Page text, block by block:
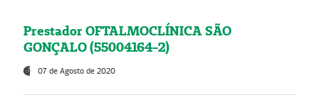
Prestador OFTALMOCLÍNICA SÃO
GONÇALO (55004164-2)
07 de Agosto de 2020